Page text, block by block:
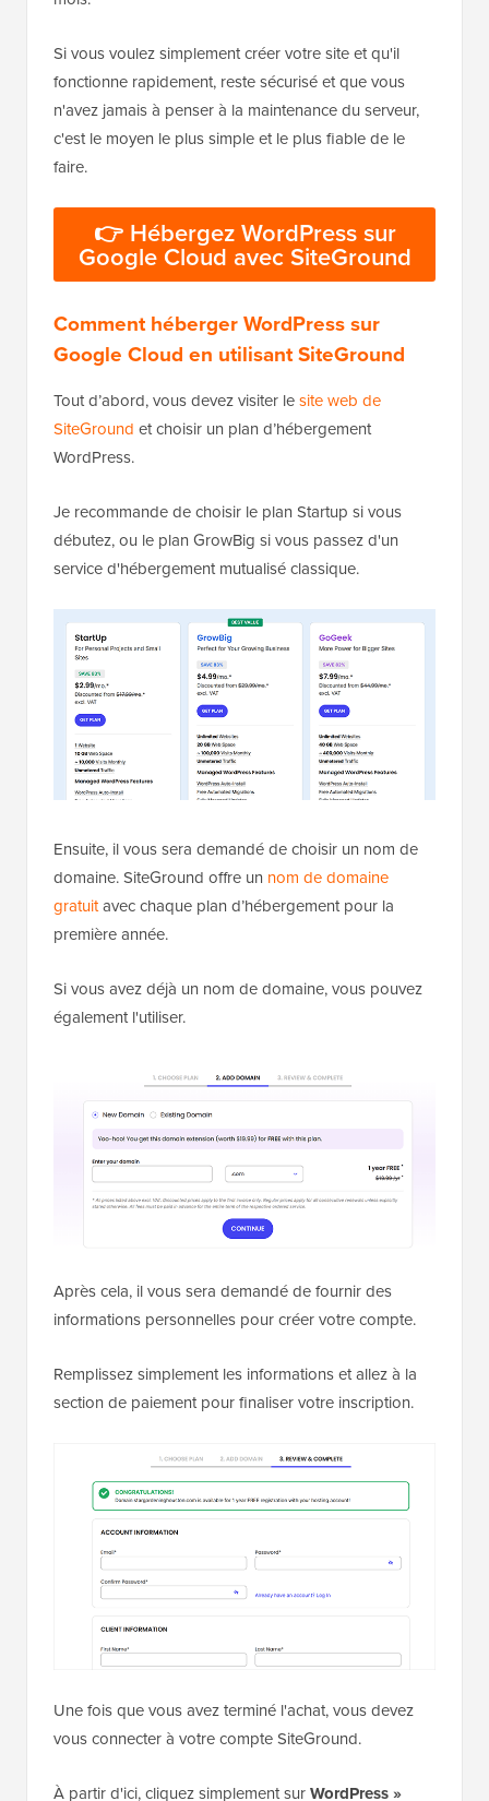
Si vous voulez simplement créer votre site et qu'il
fonctionne rapidement, reste sécurisé et que vous
n'avez jamais à penser à la maintenance du serveur,
c'est le moyen le plus simple et le plus fiable de le
faire.
👉 Hébergez WordPress sur
Google Cloud avec SiteGround
Comment héberger WordPress sur
Google Cloud en utilisant SiteGround
Tout d’abord, vous devez visiter lesite web de
SiteGround et choisir un plan d’hébergement
WordPress.
Je recommande de choisir le plan Startup si vous
débutez, ou le plan GrowBig si vous passez d'un
service d'hébergement mutualisé classique.
Ensuite, il vous sera demandé de choisir un nom de
domaine. SiteGround offre un nom de domaine
gratuitavec chaque plan d’hébergement pour la
première année.
Si vous avez déjà un nom de domaine, vous pouvez
également l'utiliser.
Après cela, il vous sera demandé de fournir des
informations personnelles pour créer votre compte.
Remplissez simplement les informations et allez à la
section de paiement pour finaliser votre inscription.
Une fois que vous avez terminé l'achat, vous devez
vous connecter à votre compte SiteGround.
À partir d'ici, cliquez simplement surWordPress »